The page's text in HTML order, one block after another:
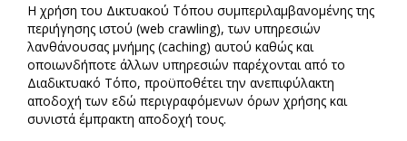
Η χρήση του Δικτυακού Τόπου συμπεριλαμβανομένης της
περιήγησης ιστού (web crawling), των υπηρεσιών
λανθάνουσας μνήμης (caching) αυτού καθώς και
οποιωνδήποτε άλλων υπηρεσιών παρέχονται από το
Διαδικτυακό Τόπο, προϋποθέτει την ανεπιφύλακτη
αποδοχή των εδώ περιγραφόμενων όρων χρήσης και
συνιστά έμπρακτη αποδοχή τους.